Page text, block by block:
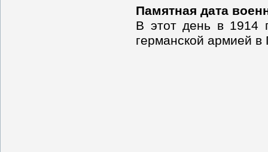
Памятная дата
В этот день в 1914
германской армией